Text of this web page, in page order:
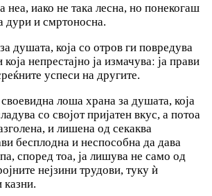
неа, иако не така лесна, но понекогаш
дури и смртоносна.
душата, која со отров ги повредува
непрестајно ја измачуваː ја прави
успеси на другите.
лоша храна за душата, која
со својот пријатен вкус, а потоа
и лишена од секаква
бесплодна и неспособна да дава
според тоа, ја лишува не само од
нејзини трудови, туку ѝ
казни.